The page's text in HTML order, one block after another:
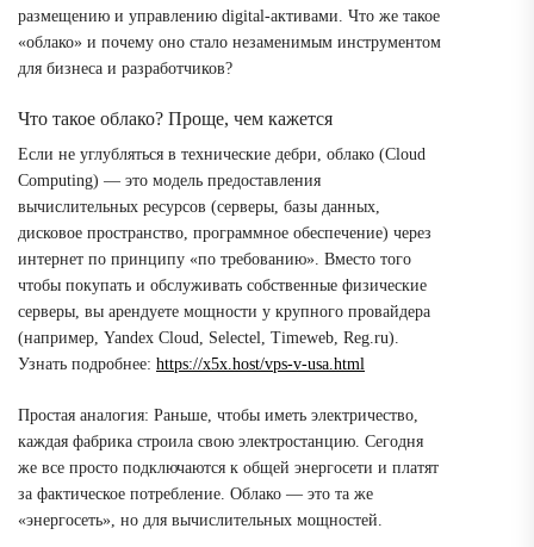
размещению и управлению digital-активами. Что же такое
«облако» и почему оно стало незаменимым инструментом
для бизнеса и разработчиков?
Что такое облако? Проще, чем кажется
Если не углубляться в технические дебри, облако (Cloud
Computing) — это модель предоставления
вычислительных ресурсов (серверы, базы данных,
дисковое пространство, программное обеспечение) через
интернет по принципу «по требованию». Вместо того
чтобы покупать и обслуживать собственные физические
серверы, вы арендуете мощности у крупного провайдера
(например, Yandex Cloud, Selectel, Timeweb, Reg.ru).
Узнать подробнее: https://x5x.host/vps-v-usa.html
Простая аналогия: Раньше, чтобы иметь электричество,
каждая фабрика строила свою электростанцию. Сегодня
же все просто подключаются к общей энергосети и платят
за фактическое потребление. Облако — это та же
«энергосеть», но для вычислительных мощностей.